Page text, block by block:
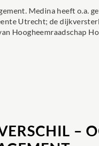
Medina heeft o.a.
Utrecht; de
Hoogheemraadschap
–